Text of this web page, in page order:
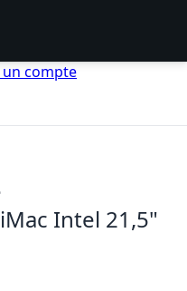
un compte
Intel 21,5"